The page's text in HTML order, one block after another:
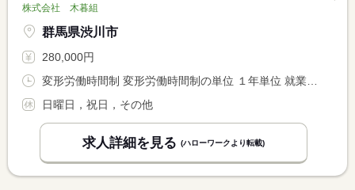
株式会社 木暮組
群馬県渋川市
280,000円
日曜日，祝日，その他
求人詳細を見る (ハローワークより転載)